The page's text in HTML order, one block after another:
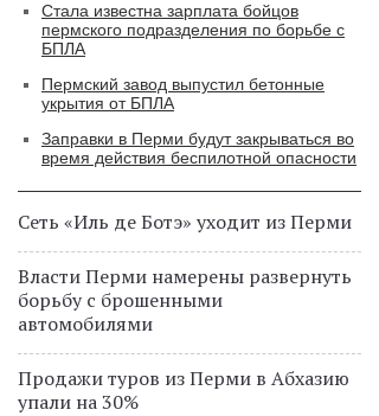
Стала известна зарплата бойцов
пермского подразделения по борьбе с
БПЛА
Пермский завод выпустил бетонные
укрытия от БПЛА
Заправки в Перми будут закрываться во
время действия беспилотной опасности
Сеть «Иль де Ботэ» уходит из Перми
Власти Перми намерены развернуть
борьбу с брошенными
автомобилями
Продажи туров из Перми в Абхазию
упали на 30%